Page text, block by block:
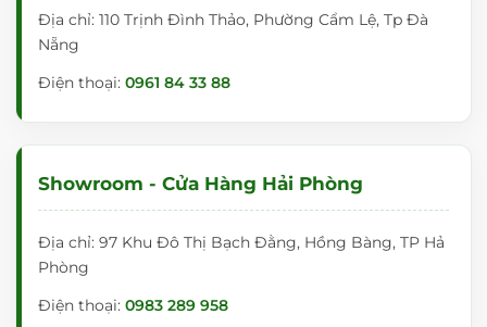
Địa chỉ: 110 Trịnh Đình Thảo, Phường Cẩm Lệ, Tp Đà
Nẵng
Điện thoại: 0961 84 33 88
Showroom - Cửa Hàng Hải Phòng
Địa chỉ: 97 Khu Đô Thị Bạch Đằng, Hồng Bàng, TP Hả
Phòng
Điện thoại: 0983 289 958